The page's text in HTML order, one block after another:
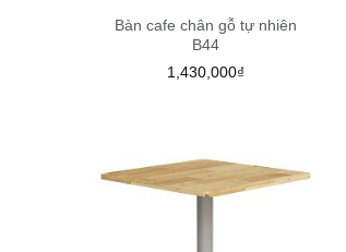
Bàn cafe chân gỗ tự nhiên
B44
1,430,000₫